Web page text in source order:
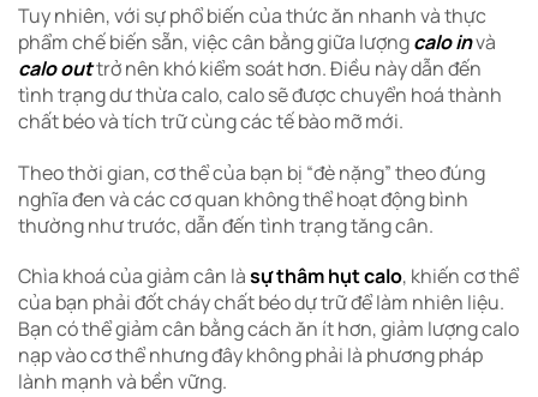
Tuy nhiên, với sự phổ biến của thức ăn nhanh và thực
phẩm chế biến sẵn, việc cân bằng giữa lượngcalo invà
calo outtrở nên khó kiểm soát hơn. Điều này dẫn đến
tình trạng dư thừa calo, calo sẽ được chuyển hoá thành
chất béo và tích trữ cùng các tế bào mỡ mới.
Theo thời gian, cơ thể của bạn bị “đè nặng” theo đúng
nghĩa đen và các cơ quan không thể hoạt động bình
thường như trước, dẫn đến tình trạng tăng cân.
Chìa khoá của giảm cân làsự thâm hụt calo, khiến cơ thể
của bạn phải đốt cháy chất béo dự trữ để làm nhiên liệu.
Bạn có thể giảm cân bằng cách ăn ít hơn, giảm lượng calo
nạp vào cơ thể nhưng đây không phải là phương pháp
lành mạnh và bền vững.